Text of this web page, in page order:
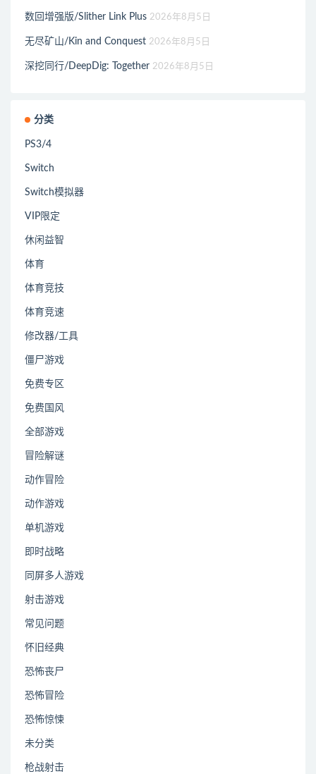
数回增强版/Slither Link Plus 2026年8月5日
无尽矿山/Kin and Conquest 2026年8月5日
深挖同行/DeepDig: Together 2026年8月5日
分类
PS3/4
Switch
Switch模拟器
VIP限定
休闲益智
体育
体育竞技
体育竞速
修改器/工具
僵尸游戏
免费专区
免费国风
全部游戏
冒险解谜
动作冒险
动作游戏
单机游戏
即时战略
同屏多人游戏
射击游戏
常见问题
怀旧经典
恐怖丧尸
恐怖冒险
恐怖惊悚
未分类
枪战射击